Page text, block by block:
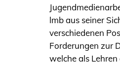
lmb aus seiner
verschiedenen
Forderungen zur
welche als Lehren